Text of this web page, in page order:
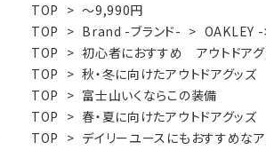
カテゴリーで選ぶ
Men's Wear
Women's Wear
Kid's Wear
Wear Accessory
Foot Wear
TOP > ～9,990円
TOP > Brand -ブランド- > OAKLEY
TOP > 初心者におすすめ アウトドアグ
TOP > 秋・冬に向けたアウトドアグッズ
TOP > 富士山いくならこの装備
TOP > 春・夏に向けたアウトドアグッズ
TOP > デイリーユースにもおすすめなア